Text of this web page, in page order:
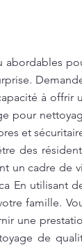
abordables
à offrir
pour
et
des
un cadre de
En utilisant
famille.
une
de